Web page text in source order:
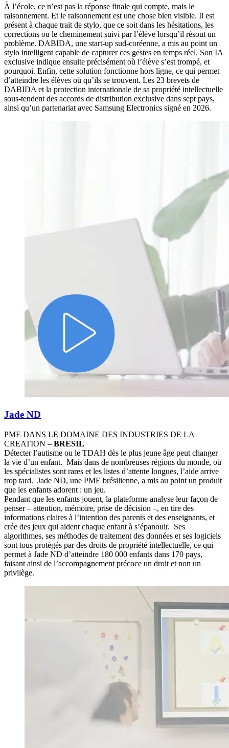
À l’école, ce n’est pas la réponse finale qui compte, mais le
raisonnement. Et le raisonnement est une chose bien visible. Il est
présent à chaque trait de stylo, que ce soit dans les hésitations, les
corrections ou le cheminement suivi par l’élève lorsqu’il résout un
problème. DABIDA, une start-up sud-coréenne, a mis au point un
stylo intelligent capable de capturer ces gestes en temps réel. Son IA
exclusive indique ensuite précisément où l’élève s’est trompé, et
pourquoi. Enfin, cette solution fonctionne hors ligne, ce qui permet
d’atteindre les élèves où qu’ils se trouvent. Les 23 brevets de
DABIDA et la protection internationale de sa propriété intellectuelle
sous-tendent des accords de distribution exclusive dans sept pays,
ainsi qu’un partenariat avec Samsung Electronics signé en 2026.
Jade ND
PME DANS LE DOMAINE DES INDUSTRIES DE LA
CREATION – BRESIL
Détecter l’autisme ou le TDAH dès le plus jeune âge peut changer
la vie d’un enfant. Mais dans de nombreuses régions du monde, où
les spécialistes sont rares et les listes d’attente longues, l’aide arrive
trop tard. Jade ND, une PME brésilienne, a mis au point un produit
que les enfants adorent : un jeu.
Pendant que les enfants jouent, la plateforme analyse leur façon de
penser – attention, mémoire, prise de décision –, en tire des
informations claires à l’intention des parents et des enseignants, et
crée des jeux qui aident chaque enfant à s’épanouir. Ses
algorithmes, ses méthodes de traitement des données et ses logiciels
sont tous protégés par des droits de propriété intellectuelle, ce qui
permet à Jade ND d’atteindre 180 000 enfants dans 170 pays,
faisant ainsi de l’accompagnement précoce un droit et non un
privilège.